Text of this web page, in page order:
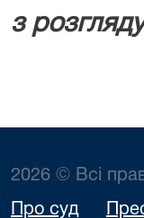
з
2026 © Всі
Про суд